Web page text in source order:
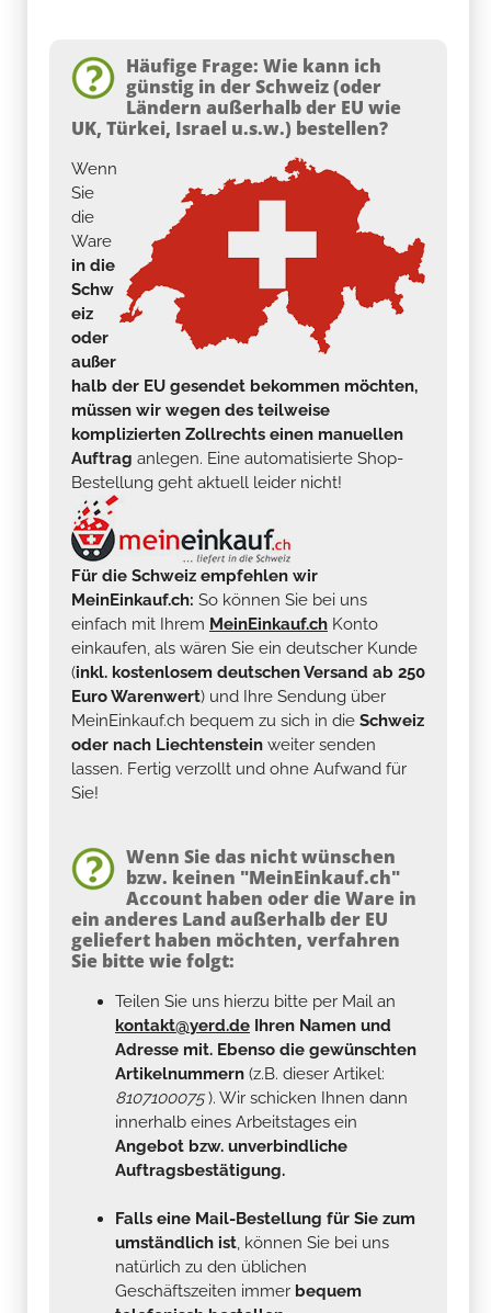
Häufige Frage: Wie kann ich
günstig in der Schweiz (oder
Ländern außerhalb der EU wie
UK, Türkei, Israel u.s.w.) bestellen?
Wenn
Sie
die
Ware
in die
Schw
eiz
oder
außer
halb der EU gesendet bekommen möchten,
müssen wir wegen des teilweise
komplizierten Zollrechts einen manuellen
Auftrag anlegen. Eine automatisierte Shop-
Bestellung geht aktuell leider nicht!
Für die Schweiz empfehlen wir
MeinEinkauf.ch: So können Sie bei uns
einfach mit Ihrem MeinEinkauf.ch Konto
einkaufen, als wären Sie ein deutscher Kunde
(inkl. kostenlosem deutschen Versand ab 250
Euro Warenwert) und Ihre Sendung über
MeinEinkauf.ch bequem zu sich in die Schweiz
oder nach Liechtenstein weiter senden
lassen. Fertig verzollt und ohne Aufwand für
Sie!
Wenn Sie das nicht wünschen
bzw. keinen "MeinEinkauf.ch"
Account haben oder die Ware in
ein anderes Land außerhalb der EU
geliefert haben möchten, verfahren
Sie bitte wie folgt:
Teilen Sie uns hierzu bitte per Mail an
kontakt@yerd.de Ihren Namen und
Adresse mit. Ebenso die gewünschten
Artikelnummern (z.B. dieser Artikel:
8107100075). Wir schicken Ihnen dann
innerhalb eines Arbeitstages ein
Angebot bzw. unverbindliche
Auftragsbestätigung.
Falls eine Mail-Bestellung für Sie zum
umständlich ist, können Sie bei uns
natürlich zu den üblichen
Geschäftszeiten immer bequem